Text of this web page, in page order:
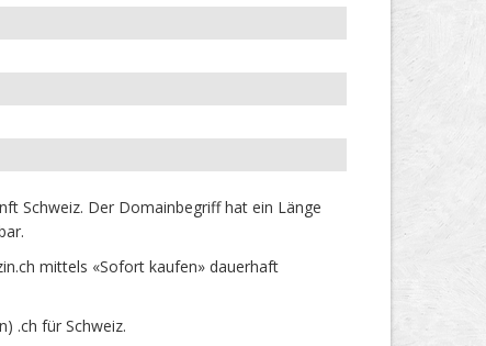
Schweiz. Der Domainbegriff hat ein Länge
mittels «Sofort kaufen» dauerhaft
.ch für Schweiz.